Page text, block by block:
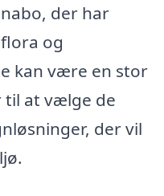
der har
og
kan være en stor
til at vælge de
der vil